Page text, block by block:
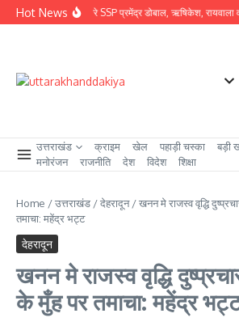
Skip to content
Hot News
ग्राउंड जीरो पर उतरे SSP प्रमेंद्र डोबाल, ऋषिकेश, रायवाला व
उत्तराखंड क्राइम खेल पहाड़ी चस्का
बड़ी
मनोरंजन
राजनीति देश विदेश शिक्षा
Home /उत्तराखंड /देहरादून/खनन मे राजस्व वृद्धि
तमाचा: महेंद्र भट्ट
देहरादून
खनन मे राजस्व वृद्धि
के मुँह पर तमाचा: महेंद्र